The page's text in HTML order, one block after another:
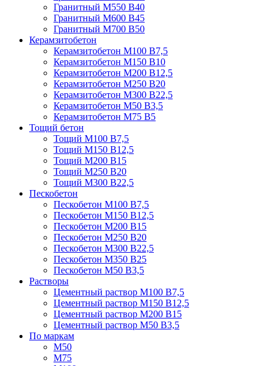
Гранитный М550 В40
Гранитный М600 В45
Гранитный М700 В50
Керамзитобетон
Керамзитобетон М100 В7,5
Керамзитобетон М150 В10
Керамзитобетон М200 В12,5
Керамзитобетон М250 В20
Керамзитобетон М300 В22,5
Керамзитобетон М50 В3,5
Керамзитобетон М75 В5
Тощий бетон
Тощий М100 В7,5
Тощий М150 В12,5
Тощий М200 В15
Тощий М250 В20
Тощий М300 В22,5
Пескобетон
Пескобетон М100 В7,5
Пескобетон М150 В12,5
Пескобетон М200 В15
Пескобетон М250 В20
Пескобетон М300 В22,5
Пескобетон М350 В25
Пескобетон М50 В3,5
Растворы
Цементный раствор М100 В7,5
Цементный раствор М150 В12,5
Цементный раствор М200 В15
Цементный раствор М50 В3,5
По маркам
М50
М75